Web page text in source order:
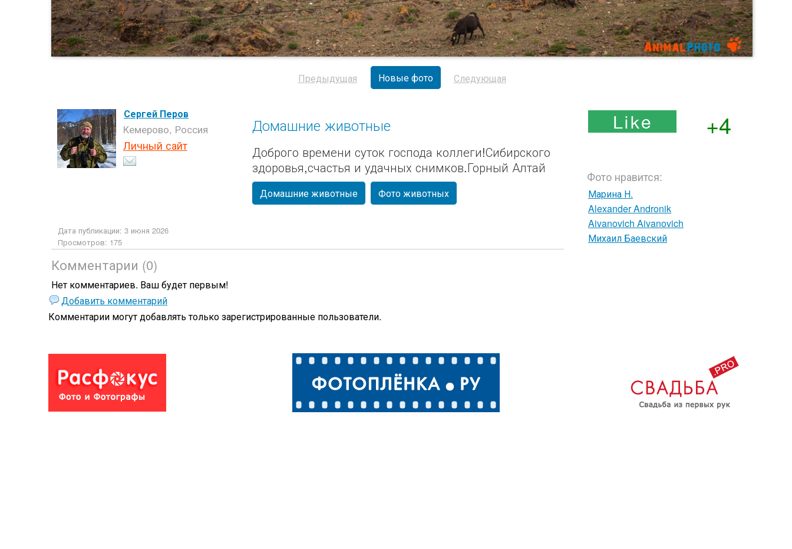
Предыдущая Новые фото Следующая
Сергей Перов
Кемерово, Россия
Личный сайт
Домашние животные
Доброго времени суток господа коллеги!Сибирского
здоровья,счастья и удачных снимков.Горный Алтай
Домашние животные Фото животных
Дата публикации: 3 июня 2026
Просмотров: 175
+4
Фото нравится:
Марина Н.
Alexander Andronik
Aivanovich Aivanovich
Михаил Баевский
Комментарии (0)
Нет комментариев. Ваш будет первым!
Добавить комментарий
Комментарии могут добавлять толькозарегистрированные пользователи.